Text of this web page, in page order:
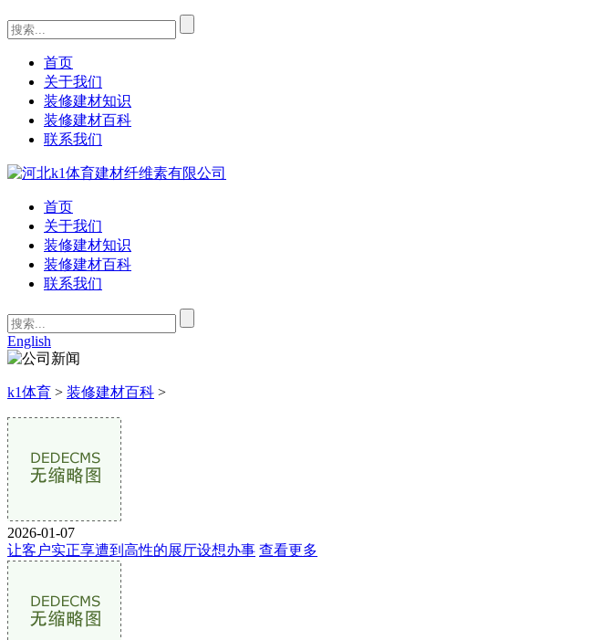
首页
关于我们
装修建材知识
装修建材百科
联系我们
首页
关于我们
装修建材知识
装修建材百科
联系我们
English
k1体育 > 装修建材百科 >
2026-01-07
让客户实正享遭到高性的展厅设想办事 查看更多